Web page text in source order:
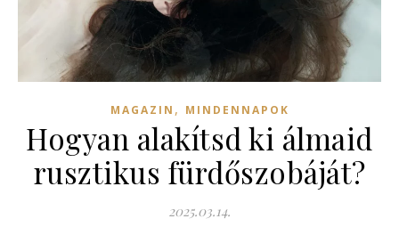
MAGAZIN , MINDENNAPOK
Hogyan alakítsd ki álmaid
rusztikus fürdőszobáját?
2025.03.14.